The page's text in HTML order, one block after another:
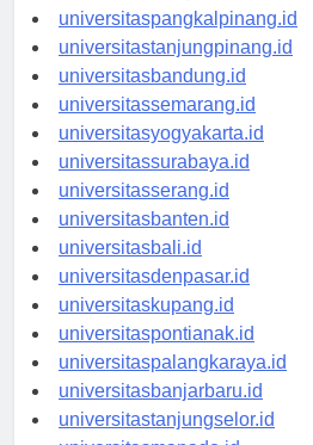
universitasbengkulu.id
universitaspangkalpinang.id
universitastanjungpinang.id
universitasbandung.id
universitassemarang.id
universitasyogyakarta.id
universitassurabaya.id
universitasserang.id
universitasbanten.id
universitasbali.id
universitasdenpasar.id
universitaskupang.id
universitaspontianak.id
universitaspalangkaraya.id
universitasbanjarbaru.id
universitastanjungselor.id